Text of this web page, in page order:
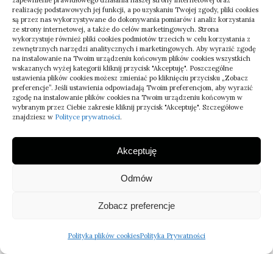
realizację podstawowych jej funkcji, a po uzyskaniu Twojej zgody, pliki cookies
są przez nas wykorzystywane do dokonywania pomiarów i analiz korzystania
ze strony internetowej, a także do celów marketingowych. Strona
wykorzystuje również pliki cookies podmiotów trzecich w celu korzystania z
zewnętrznych narzędzi analitycznych i marketingowych. Aby wyrazić zgodę
na instalowanie na Twoim urządzeniu końcowym plików cookies wszystkich
wskazanych wyżej kategorii kliknij przycisk "Akceptuję". Poszczególne
ustawienia plików cookies możesz zmieniać po kliknięciu przycisku „Zobacz
preferencje”. Jeśli ustawienia odpowiadają Twoim preferencjom, aby wyrazić
zgodę na instalowanie plików cookies na Twoim urządzeniu końcowym w
wybranym przez Ciebie zakresie kliknij przycisk "Akceptuję". Szczegółowe
znajdziesz w Polityce prywatności.
Akceptuję
Odmów
Zobacz preferencje
Polityka plików cookiesPolityka Prywatności
do
protokołu
transportowego
–
zasady
Baza Firm
Masz firmę? Czas zadbać o to, aby poznali
ją inni. Dodaj ją do naszej bazy i opisz
dokładnie czym twoja firma się zajmuje,
Znajdź nowych odbiorców na swoje